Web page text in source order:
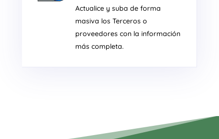
Actualice y suba de forma
masiva los Terceros o
proveedores con la información
más completa.